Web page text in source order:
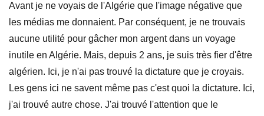
Avant je ne voyais de l'Algérie que l'image négative que
les médias me donnaient. Par conséquent, je ne trouvais
aucune utilité pour gâcher mon argent dans un voyage
inutile en Algérie. Mais, depuis 2 ans, je suis très fier d'être
algérien. Ici, je n'ai pas trouvé la dictature que je croyais.
Les gens ici ne savent même pas c'est quoi la dictature. Ici,
j'ai trouvé autre chose. J'ai trouvé l'attention que le